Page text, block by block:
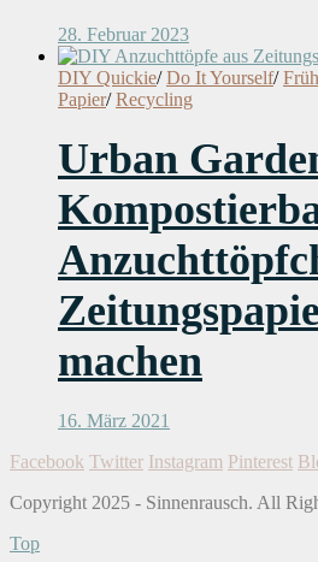
28. Februar 2023
DIY Quickie/ Do It Yourself/
Papier/ Recycling
Urban
machen
16. März 2021
Facebook Twitter Instagram Pinterest
Copyright 2025 - Sinnenrausch. All
Top